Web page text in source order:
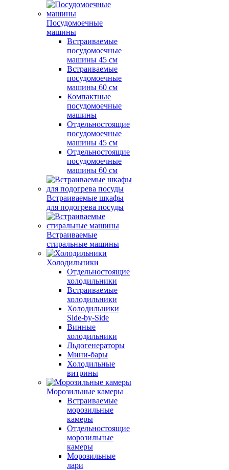
Посудомоечные
машины
Встраиваемые
посудомоечные
машины 45 см
Встраиваемые
посудомоечные
машины 60 см
Компактные
посудомоечные
машины
Отдельностоящие
посудомоечные
машины 45 см
Отдельностоящие
посудомоечные
машины 60 см
Встраиваемые шкафы
для подогрева посуды
Встраиваемые
стиральные машины
Холодильники
Отдельностоящие
холодильники
Встраиваемые
холодильники
Холодильники
Side-by-Side
Винные
холодильники
Льдогенераторы
Мини-бары
Холодильные
витрины
Морозильные камеры
Встраиваемые
морозильные
камеры
Отдельностоящие
морозильные
камеры
Морозильные
лари